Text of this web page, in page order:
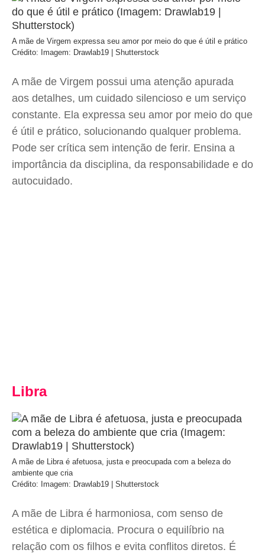
A mãe de Virgem expressa seu amor por meio do que é útil e prático
Crédito: Imagem: Drawlab19 | Shutterstock
A mãe de Virgem possui uma atenção apurada
aos detalhes, um cuidado silencioso e um serviço
constante. Ela expressa seu amor por meio do que
é útil e prático, solucionando qualquer problema.
Pode ser crítica sem intenção de ferir. Ensina a
importância da disciplina, da responsabilidade e do
autocuidado.
Libra
A mãe de Libra é afetuosa, justa e preocupada com a beleza do
ambiente que cria
Crédito: Imagem: Drawlab19 | Shutterstock
A mãe de Libra é harmoniosa, com senso de
estética e diplomacia. Procura o equilíbrio na
relação com os filhos e evita conflitos diretos. É